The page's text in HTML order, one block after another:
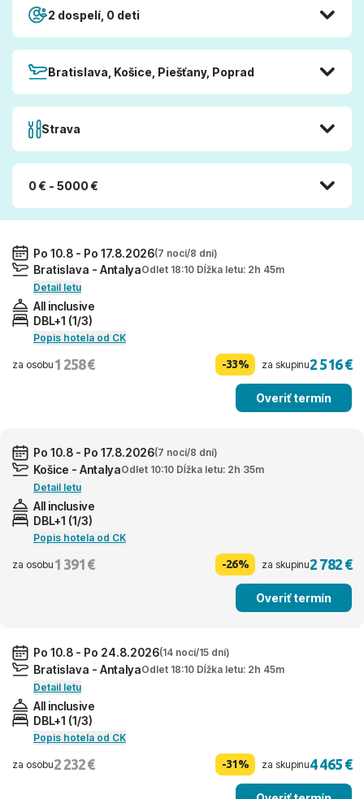
2 dospelí, 0 deti
Bratislava, Košice, Piešťany, Poprad
Strava
0 € - 5000 €
Po 10.8 - Po 17.8.2026(7 nocí/8 dní)
Bratislava - AntalyaOdlet 18:10 Dĺžka letu: 2h 45m
Detail letu
All inclusive
DBL+1 (1/3)
Popis hotela od CK
za osobu 1 258 € -33% za skupinu2 516 €
Overiť termín
Po 10.8 - Po 17.8.2026(7 nocí/8 dní)
Košice - AntalyaOdlet 10:10 Dĺžka letu: 2h 35m
Detail letu
All inclusive
DBL+1 (1/3)
Popis hotela od CK
za osobu 1 391 € -26% za skupinu2 782 €
Overiť termín
Po 10.8 - Po 24.8.2026(14 nocí/15 dní)
Bratislava - AntalyaOdlet 18:10 Dĺžka letu: 2h 45m
Detail letu
All inclusive
DBL+1 (1/3)
Popis hotela od CK
za osobu2 232 € -31% za skupinu4 465 €